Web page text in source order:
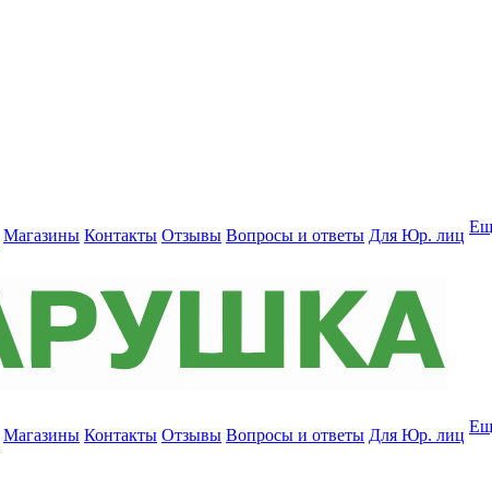
Магазины Контакты Отзывы Вопросы и ответы Для Юр. лиц
Магазины Контакты Отзывы Вопросы и ответы Для Юр. лиц